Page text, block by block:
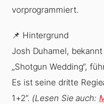
vorprogrammiert.
📌 Hintergrund
Josh Duhamel, bekannt
„Shotgun Wedding“,
Es ist seine dritte
1+2“. (Lesen Sie auch: